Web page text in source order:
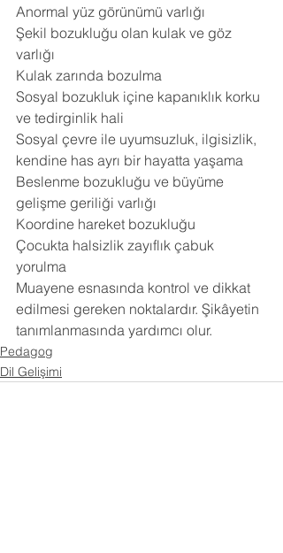
Anormal yüz görünümü varlığı
Şekil bozukluğu olan kulak ve göz
varlığı
Kulak zarında bozulma
Sosyal bozukluk içine kapanıklık korku
ve tedirginlik hali
Sosyal çevre ile uyumsuzluk, ilgisizlik,
kendine has ayrı bir hayatta yaşama
Beslenme bozukluğu ve büyüme
gelişme geriliği varlığı
Koordine hareket bozukluğu
Çocukta halsizlik zayıflık çabuk
yorulma
Muayene esnasında kontrol ve dikkat
edilmesi gereken noktalardır. Şikâyetin
tanımlanmasında yardımcı olur.
Pedagog
Dil Gelişimi